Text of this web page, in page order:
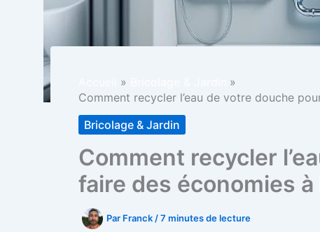
Comment recycler l’eau de votre douche
Bricolage & Jardin
Comment recycler
faire des économies à
Par Franck /7 minutes de lecture